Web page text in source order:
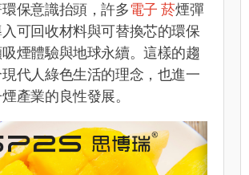
保意識抬頭，許多電子 菸煙彈
可回收材料與可替換芯的環保
煙體驗與地球永續。這樣的趨
代人綠色生活的理念，也進一
產業的良性發展。